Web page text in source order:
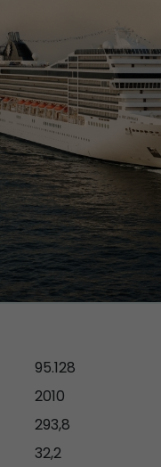
95.128
2010
293,8
32,2